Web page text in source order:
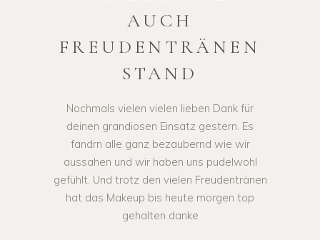
AUCH
FREUDENTRÄNEN
STAND
Nochmals vielen vielen lieben Dank für
deinen grandiosen Einsatz gestern. Es
fandrn alle ganz bezaubernd wie wir
aussahen und wir haben uns pudelwohl
gefühlt. Und trotz den vielen Freudentränen
hat das Makeup bis heute morgen top
gehalten danke